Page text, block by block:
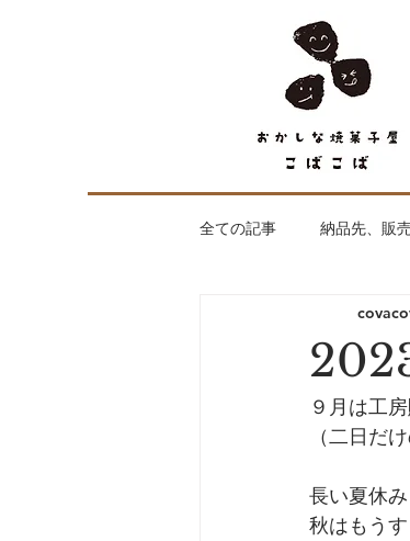
全ての記事 納品先、販
全く焼菓子が関係ない
出店、納品のご依頼お
工房openday こ
９月は工
（二日だ
長い夏休み
秋はもう
what's